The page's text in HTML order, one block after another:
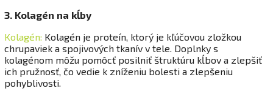
3. Kolagén na kĺby
Kolagén: Kolagén je proteín, ktorý je kľúčovou zložkou
chrupaviek a spojivových tkanív v tele. Doplnky s
kolagénom môžu pomôcť posilniť štruktúru kĺbov a zlepšiť
ich pružnosť, čo vedie k zníženiu bolesti a zlepšeniu
pohyblivosti.